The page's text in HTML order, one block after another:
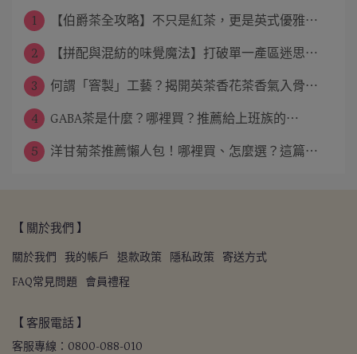
1 【伯爵茶全攻略】不只是紅茶，更是英式優雅⋯
2 【拼配與混紡的味覺魔法】打破單一產區迷思⋯
3 何謂「窨製」工藝？揭開英茶香花茶香氣入骨⋯
4 GABA茶是什麼？哪裡買？推薦給上班族的⋯
5 洋甘菊茶推薦懶人包！哪裡買、怎麼選？這篇⋯
【 關於我們 】
關於我們 我的帳戶 退款政策 隱私政策
寄送方式
FAQ常見問題
會員禮程
【 客服電話 】
客服專線：0800-088-010